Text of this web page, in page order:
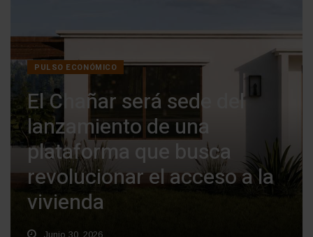
PULSO ECONÓMICO
El Chañar será sede del
lanzamiento de una
plataforma que busca
revolucionar el acceso a la
vivienda
Junio 30, 2026